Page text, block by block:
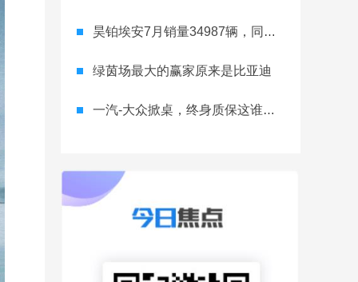
昊铂埃安7月销量34987辆，同比增长31.74%，全新Ray系列蓄势待发
绿茵场最大的赢家原来是比亚迪
一汽-大众掀桌，终身质保这谁顶得住？